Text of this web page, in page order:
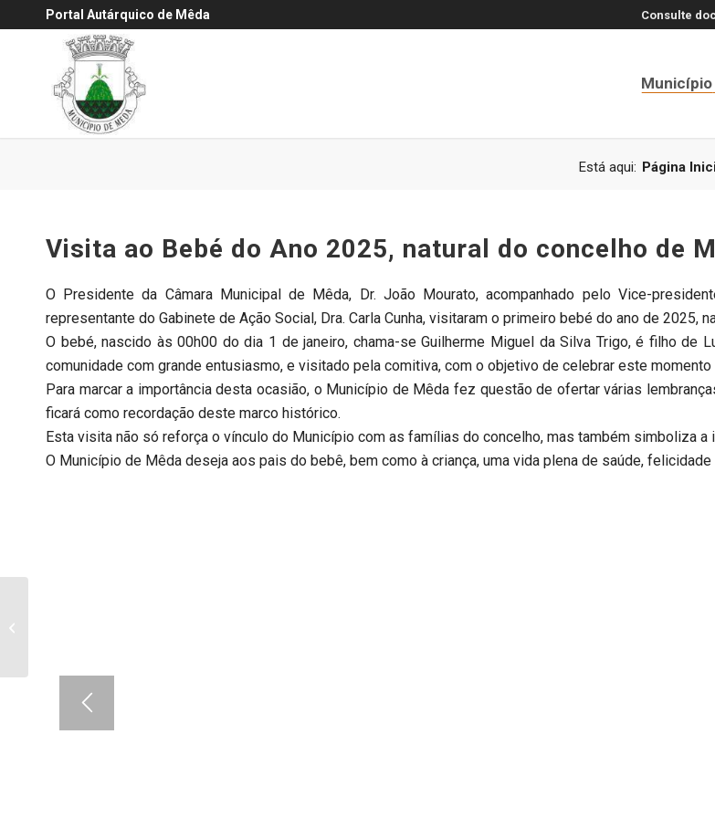
Portal Autárquico de Mêda Consulte
Município
Está aqui: Página
Visita ao Bebé do Ano 2025, natural do concelho de
O Presidente da Câmara Municipal de Mêda, Dr. João Mourato, acompanhado pelo Vice-
representante do Gabinete de Ação Social, Dra. Carla Cunha, visitaram o primeiro bebé do ano de 2025,
O bebé, nascido às 00h00 do dia 1 de janeiro, chama-se Guilherme Miguel da Silva Trigo, é filho de
comunidade com grande entusiasmo, e visitado pela comitiva, com o objetivo de celebrar este
Para marcar a importância desta ocasião, o Município de Mêda fez questão de ofertar várias
ficará como recordação deste marco histórico.
Esta visita não só reforça o vínculo do Município com as famílias do concelho, mas também simboliza
O Município de Mêda deseja aos pais do bebê, bem como à criança, uma vida plena de saúde, felicidade